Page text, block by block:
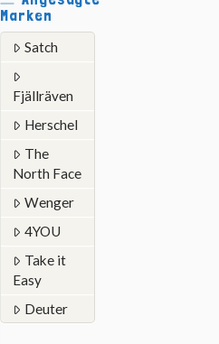
Marken
Satch
Fjällräven
Herschel
The
North Face
Wenger
4YOU
Take it
Easy
Deuter